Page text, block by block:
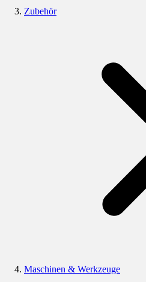
Zubehör
Maschinen & Werkzeuge